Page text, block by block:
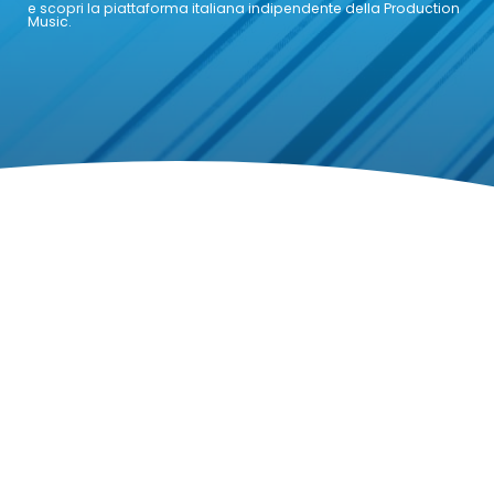
e scopri la piattaforma italiana indipendente della Production
Music.